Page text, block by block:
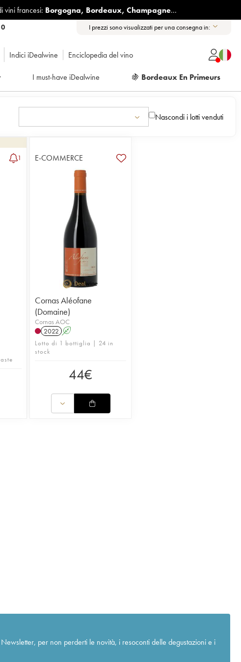
vini francesi: Borgogna, Bordeaux, Champagne...
I prezzi sono visualizzati per una consegna in:
Indici iDealwine Enciclopedia del vino
I must-have iDealwine 🍇 Bordeaux En Primeurs
Nascondi i lotti venduti
1 E-COMMERCE
Cornas Aléofane
(Domaine)
Cornas AOC
2022 A
Lotto di 1 bottiglia | 24 in
stock
44€
per non perderti le novità, i resoconti delle degustazioni e i